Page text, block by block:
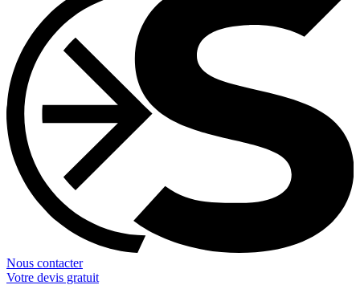
Nous contacter
Votre devis gratuit